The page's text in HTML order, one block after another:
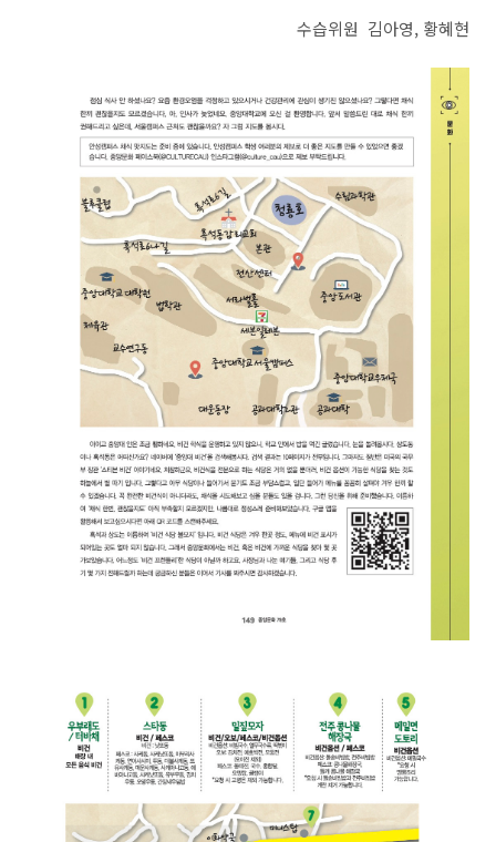
수습위원 김아영, 황혜현